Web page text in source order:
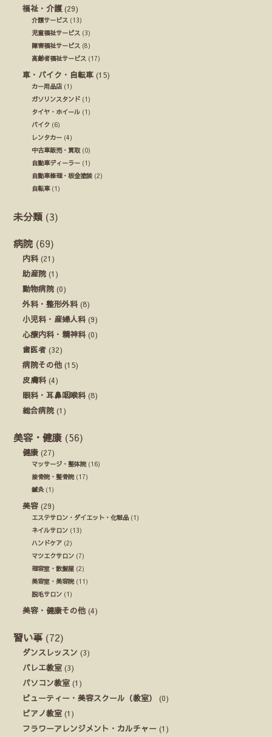
福祉・介護(29)
介護サービス (13)
児童福祉サービス (3)
障害福祉サービス (8)
高齢者福祉サービス (17)
車・バイク・自転車 (15)
カー用品店 (1)
ガソリンスタンド (1)
タイヤ・ホイール (1)
バイク (6)
レンタカー (4)
中古車販売・買取 (0)
自動車ディーラー (1)
自動車修理・板金塗装 (2)
自転車(1)
未分類 (3)
病院 (69)
内科 (21)
助産院 (1)
動物病院 (0)
外科・整形外科 (8)
小児科・産婦人科 (9)
心療内科・精神科 (0)
歯医者 (32)
病院その他 (15)
皮膚科 (4)
眼科・耳鼻咽喉科 (8)
総合病院 (1)
美容・健康 (56)
健康 (27)
マッサージ・整体院(16)
接骨院・整骨院(17)
鍼灸(1)
美容 (29)
エステサロン・ダイエット・化粧品 (1)
ネイルサロン (13)
ハンドケア (2)
マツエクサロン (7)
理容室・散髪屋 (2)
美容室・美容院(11)
脱毛サロン (1)
美容・健康その他 (4)
習い事 (72)
ダンスレッスン (3)
バレエ教室 (3)
パソコン教室 (1)
ビューティー・美容スクール（教室）
(0)
ピアノ教室 (1)
フラワーアレンジメント・カルチャー (1)